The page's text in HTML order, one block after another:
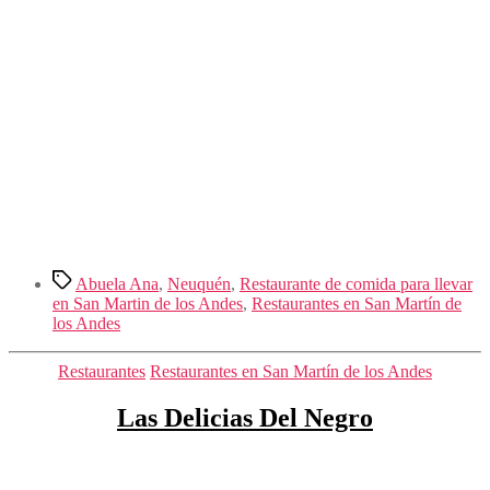
Etiquetas
Abuela Ana, Neuquén, Restaurante de comida para llevar
en San Martin de los Andes, Restaurantes en San Martín de
los Andes
Categorías
Restaurantes Restaurantes en San Martín de los Andes
Las Delicias Del Negro